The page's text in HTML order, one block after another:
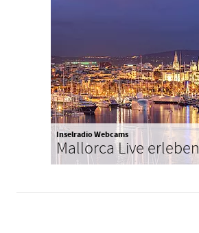
Inselradio Webcams
Mallorca Live erleben